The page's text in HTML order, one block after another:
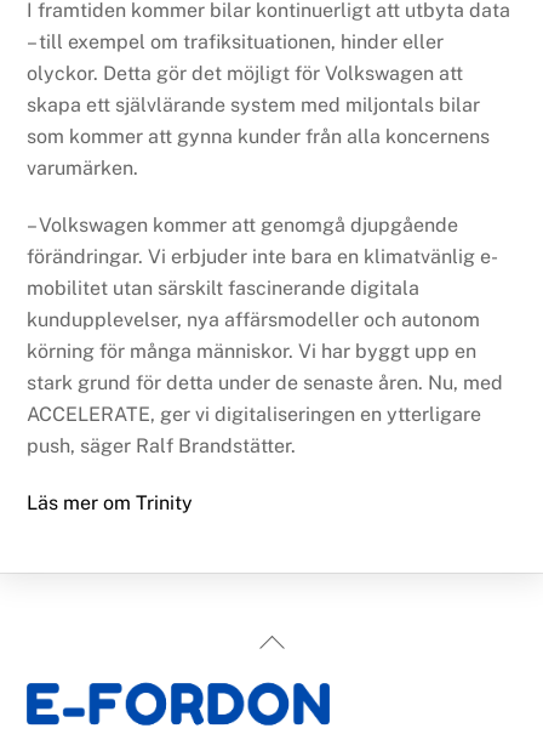
I framtiden kommer bilar kontinuerligt att utbyta data
– till exempel om trafiksituationen, hinder eller
olyckor. Detta gör det möjligt för Volkswagen att
skapa ett självlärande system med miljontals bilar
som kommer att gynna kunder från alla koncernens
varumärken.
– Volkswagen kommer att genomgå djupgående
förändringar. Vi erbjuder inte bara en klimatvänlig e-
mobilitet utan särskilt fascinerande digitala
kundupplevelser, nya affärsmodeller och autonom
körning för många människor. Vi har byggt upp en
stark grund för detta under de senaste åren. Nu, med
ACCELERATE, ger vi digitaliseringen en ytterligare
push, säger Ralf Brandstätter.
Läs mer om Trinity
Back
Top